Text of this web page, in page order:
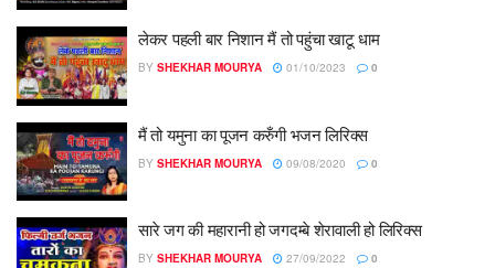
लेकर पहली बार निशान मैं तो पहुंचा खाटू धाम
BY SHEKHAR MOURYA 01/10/2023 0
मैं तो यमुना का पूजन करुँगी भजन लिरिक्स
BY SHEKHAR MOURYA 09/08/2020 0
सारे जग की महारानी हो जगदम्बे शेरावाली हो लिरिक्स
BY SHEKHAR MOURYA 27/09/2022 0